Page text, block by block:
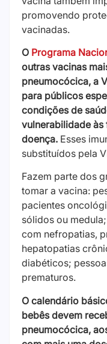
promovendo
vacinadas.
O Programa
outras vacinas
pneumocócica, a
para públicos
condições de
vulnerabilidade
doença. Esses
substituídos pela
Fazem parte dos
tomar a vacina:
pacientes
sólidos ou
com nefropatias,
hepatopatias
diabéticos;
prematuros.
O calendário
bebês devem
pneumocócica,